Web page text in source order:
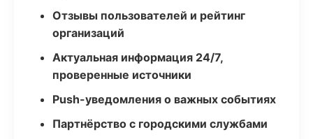
Отзывы пользователей и рейтинг
организаций
Актуальная информация 24/7,
проверенные источники
Push-уведомления о важных событиях
Партнёрство с городскими службами